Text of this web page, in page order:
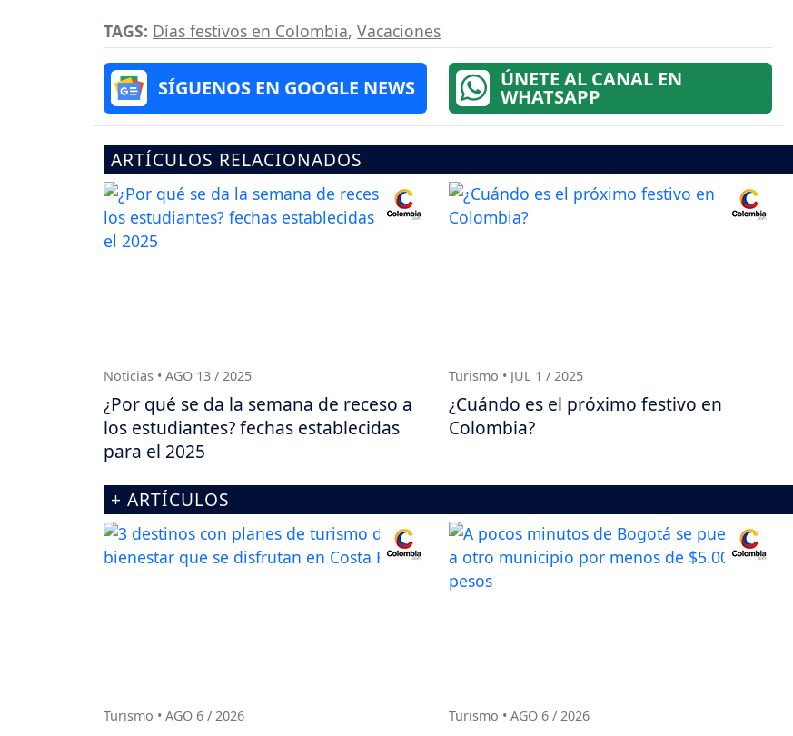
TAGS: Días festivos en Colombia, Vacaciones
SÍGUENOS EN GOOGLE NEWS ÚNETE AL CANAL EN
WHATSAPP
ARTÍCULOS RELACIONADOS
Noticias • AGO 13 / 2025
¿Por qué se da la semana de receso a
los estudiantes? fechas establecidas
para el 2025
Turismo • JUL 1 / 2025
¿Cuándo es el próximo festivo en
Colombia?
+ ARTÍCULOS
Turismo • AGO 6 / 2026 Turismo • AGO 6 / 2026